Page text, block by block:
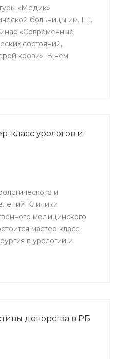
«Медик»
больницы им. Г.Г.
«Современные
состояний,
крови». В нем
гинекологи, хирурги,
класс урологов и
и
Клиники
медицинского
мастер-класс
в урологии и
республики, а
донорства в РБ